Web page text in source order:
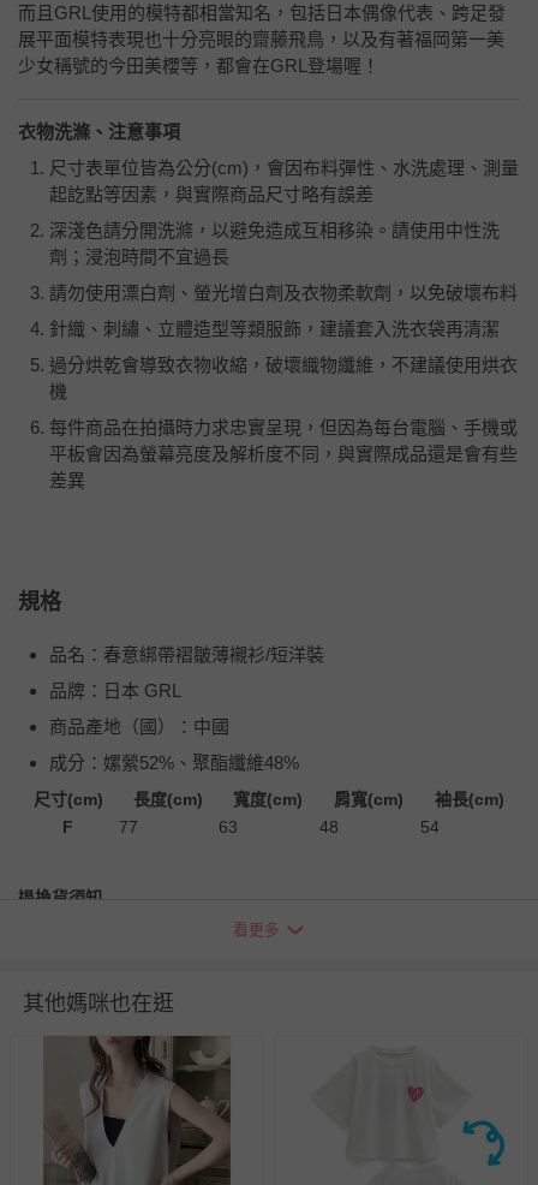
而且GRL使用的模特都相當知名，包括日本偶像代表、跨足發
展平面模特表現也十分亮眼的齋藤飛鳥，以及有著福岡第一美
少女稱號的今田美櫻等，都會在GRL登場喔！
衣物洗滌、注意事項
尺寸表單位皆為公分(cm) ，會因布料彈性、水洗處理、測量
起訖點等因素，與實際商品尺寸略有誤差
深淺色請分開洗滌，以避免造成互相移染。請使用中性洗
劑；浸泡時間不宜過長
請勿使用漂白劑、螢光增白劑及衣物柔軟劑，以免破壞布料
針織、刺繡、立體造型等類服飾，建議套入洗衣袋再清潔
過分烘乾會導致衣物收縮，破壞織物纖維，不建議使用烘衣
機
每件商品在拍攝時力求忠實呈現，但因為每台電腦、手機或
平板會因為螢幕亮度及解析度不同，與實際成品還是會有些
差異
規格
品名：春意綁帶褶皺薄襯衫/短洋裝
品牌：日本 GRL
商品產地（國）：中國
成分：嫘縈52%、聚酯纖維48%
尺寸(cm) 長度(cm) 寬度(cm) 肩寬(cm)
袖長(cm)
F
77 63 48 54
退換貨須知
您所購買的商品享有7天的鑑賞期／猶豫期權益，但此期間
如需退換貨，請於收到商品7天（含例假日內提出），如為
瑕疵退換貨所產生的運費，將由媽咪愛負責處理，若非瑕疵
退貨，您可至『查詢訂單』>『已出貨』中查詢該筆訂單，
並點選『我要退貨』即可進行申請。若有相關退貨問題，請
至媽咪愛
LINE@客服ID: @mamilove
我們將依序為您處理
與服務，謝謝。
看更多
其他媽咪也在逛